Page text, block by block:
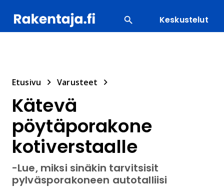
Keskustelut
Etusivu Varusteet
Kätevä
pöytäporakone
kotiverstaalle
-Lue, miksi sinäkin tarvitsisit
pylväsporakoneen autotalliisi